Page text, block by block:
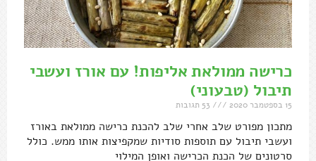
כרישה ממולאת אליפות! עם אורז ועשבי
תיבול (טבעוני)
15 בספטמבר 2020
מתכון מפורט שלב אחרי שלב להכנת כרישה ממולאת באורז
ועשבי תיבול עם תוספות סודיות שמקפיצות אותו ממש. כולל
סרטונים של הכנת הכרישה ואופן המילוי